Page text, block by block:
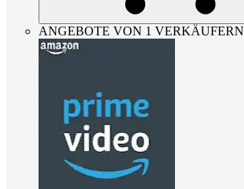
ANGEBOTE VON 1 VERKÄUFERN